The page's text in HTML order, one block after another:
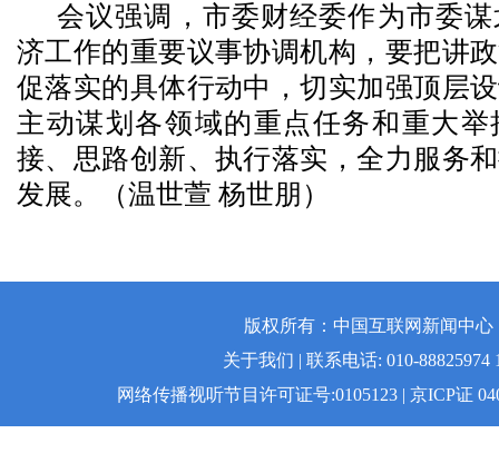
会议强调，市委财经委作为市委
济工作的重要议事协调机构，要把讲
促落实的具体行动中，切实加强顶层
主动谋划各领域的重点任务和重大
接、思路创新、执行落实，全力服务
发展。（温世萱 杨世朋）
版权所有：中国互联网新闻中
关于我们 | 联系电话: 010-88825974
网络传播视听节目许可证号:0105123 | 京ICP证